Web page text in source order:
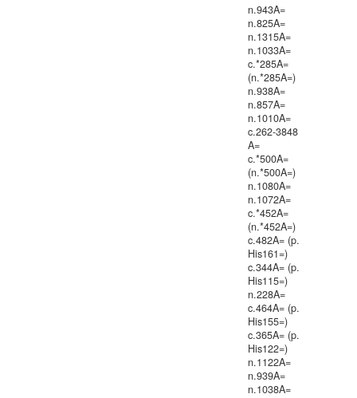
n.943A=
n.825A=
n.1315A=
n.1033A=
c.*285A=
(n.*285A=)
n.938A=
n.857A=
n.1010A=
c.262-3848
A=
c.*500A=
(n.*500A=)
n.1080A=
n.1072A=
c.*452A=
(n.*452A=)
c.482A= (p.
His161=)
c.344A= (p.
His115=)
n.228A=
c.464A= (p.
His155=)
c.365A= (p.
His122=)
n.1122A=
n.939A=
n.1038A=